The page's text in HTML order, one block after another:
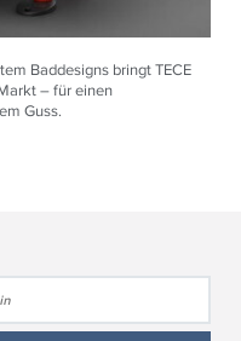
Baddesigns bringt TECE
– für einen
Guss.